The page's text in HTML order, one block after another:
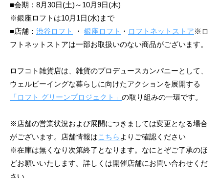
■会期：8月30日(土)～10月9日(木)
※銀座ロフトは10月1日(水)まで
■店舗： 渋谷ロフト ・ 銀座ロフト ・ ロフトネットストア※ロ
フトネットストアは一部お取扱いのない商品がございます。
ロフコト雑貨店は、雑貨のプロデュースカンパニーとして、
ウェルビーイングな暮らしに向けたアクションを展開する
「ロフト グリーンプロジェクト」 の取り組みの一環です。
※店舗の営業状況および展開につきましては変更となる場合
がございます。店舗情報はこちら よりご確認ください
※在庫は無くなり次第終了となります。なにとぞご了承のほ
どお願いいたします。詳しくは開催店舗にお問い合わせくだ